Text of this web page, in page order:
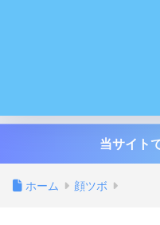
当サイト
ホーム 顔ツボ